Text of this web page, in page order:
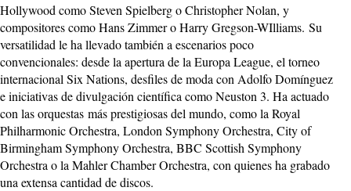
Hollywood como Steven Spielberg o Christopher Nolan, y
compositores como Hans Zimmer o Harry Gregson-WIlliams. Su
versatilidad le ha llevado también a escenarios poco
convencionales: desde la apertura de la Europa League, el torneo
internacional Six Nations, desfiles de moda con Adolfo Domínguez
e iniciativas de divulgación científica como Neuston 3. Ha actuado
con las orquestas más prestigiosas del mundo, como la Royal
Philharmonic Orchestra, London Symphony Orchestra, City of
Birmingham Symphony Orchestra, BBC Scottish Symphony
Orchestra o la Mahler Chamber Orchestra, con quienes ha grabado
una extensa cantidad de discos.